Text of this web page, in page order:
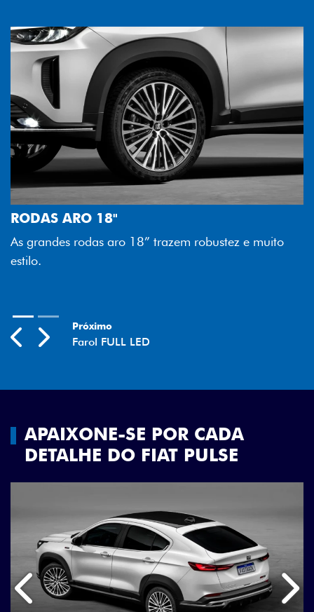
trazem robustez e muito
FAROL FULL LED
Tecnologia dos faróis
economia para você.
APAIXONE-SE POR CADA
DETALHE DO FIAT PULSE
Anterior